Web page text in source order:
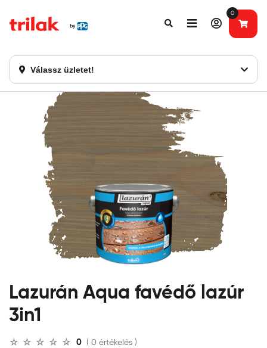
Válassz üzletet!
0
Fontos tájékoztatás!
Lazurán Aqua favédő lazúr
3in1
0 ( 0 értékelés )